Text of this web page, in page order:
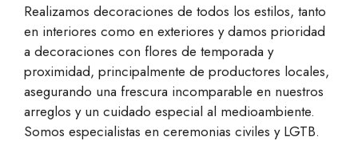
Realizamos decoraciones de todos los estilos, tanto
en interiores como en exteriores y damos prioridad
a decoraciones con flores de temporada y
proximidad, principalmente de productores locales,
asegurando una frescura incomparable en nuestros
arreglos y un cuidado especial al medioambiente.
Somos especialistas en ceremonias civiles y LGTB.